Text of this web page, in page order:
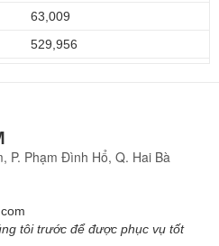
63,009
529,956
P. Phạm Đình Hổ, Q. Hai Bà
tôi trước để được phục vụ tốt